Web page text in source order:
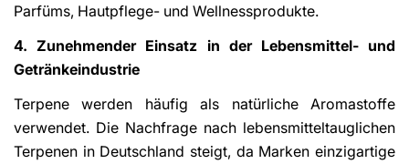
Parfüms, Hautpflege- und Wellnessprodukte.
4. Zunehmender Einsatz in der Lebensmittel- und
Getränkeindustrie
Terpene werden häufig als natürliche Aromastoffe
verwendet. Die Nachfrage nach lebensmitteltauglichen
Terpenen in Deutschland steigt, da Marken einzigartige